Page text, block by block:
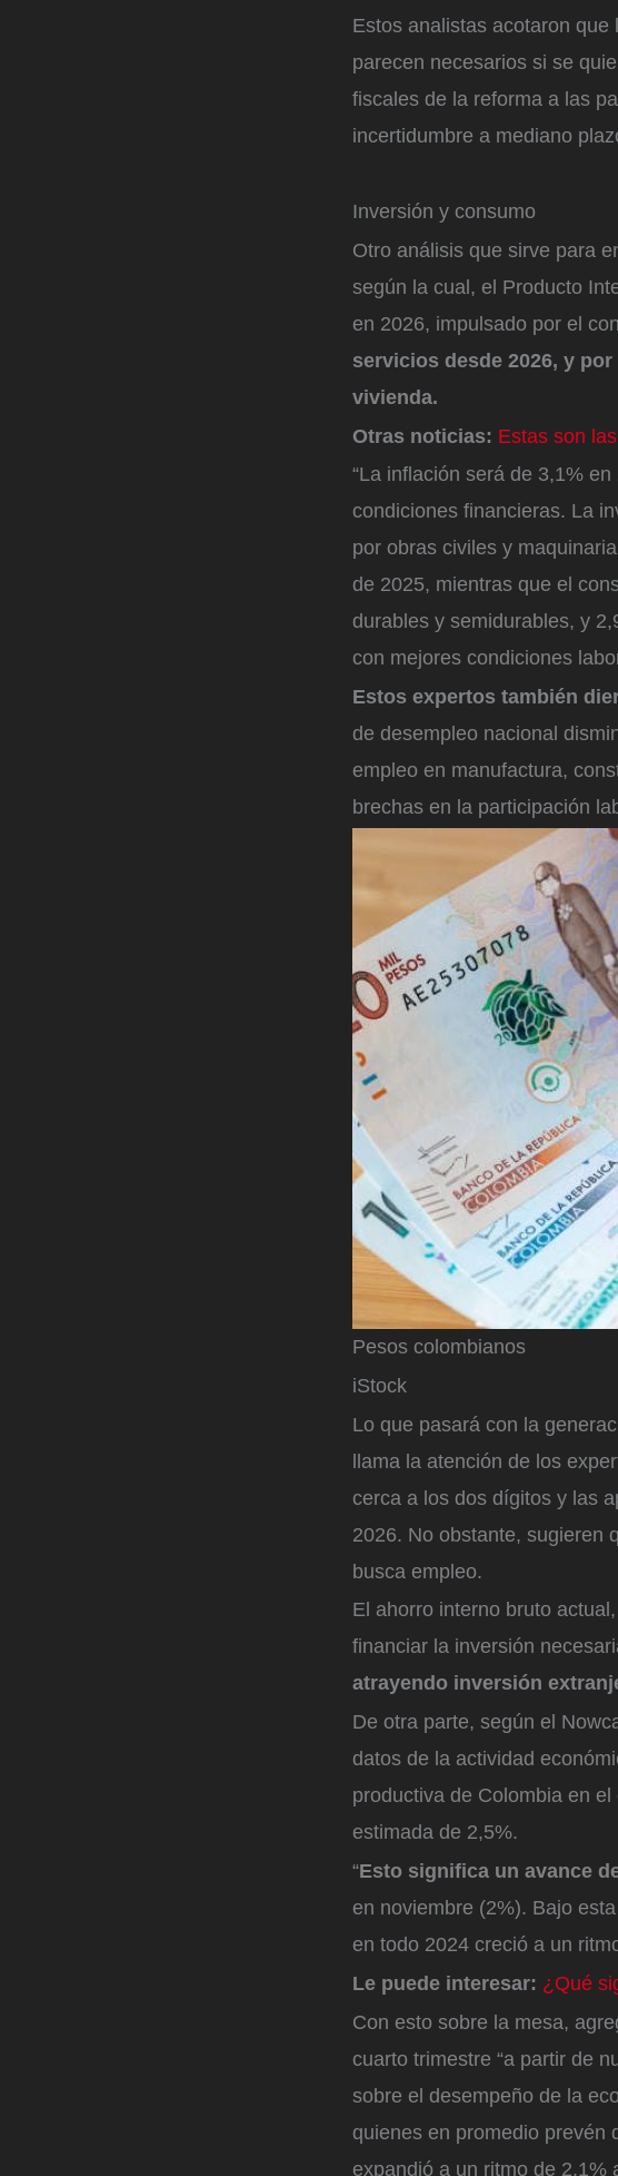
Estos analistas acotaron
parecen necesarios si se
fiscales de la reforma a las
incertidumbre a mediano
Inversión y consumo
Otro análisis que sirve para
según la cual, el Producto
en 2026, impulsado por el
servicios desde 2026, y
vivienda.
Otras noticias: Estas son
“La inflación será de 3,1%
condiciones financieras. La
por obras civiles y
de 2025, mientras que el
durables y semidurables, y
con mejores condiciones
Estos expertos también
de desempleo nacional
empleo en manufactura,
brechas en la participación
Pesos colombianos
iStock
Lo que pasará con la
llama la atención de los
cerca a los dos dígitos y las
2026. No obstante, sugieren
busca empleo.
El ahorro interno bruto
financiar la inversión
atrayendo inversión
De otra parte, según el
datos de la actividad
productiva de Colombia en
estimada de 2,5%.
“Esto significa un avance
en noviembre (2%). Bajo
en todo 2024 creció a un
Le puede interesar: ¿Qué
Con esto sobre la mesa,
cuarto trimestre “a partir de
sobre el desempeño de la
quienes en promedio prevén
expandió a un ritmo de 2,1%